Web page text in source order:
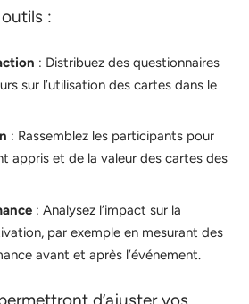
:
: Distribuez des questionnaires
sur l’utilisation des cartes dans le
: Rassemblez les participants pour
appris et de la valeur des cartes des
: Analysez l’impact sur la
par exemple en mesurant des
avant et après l’événement.